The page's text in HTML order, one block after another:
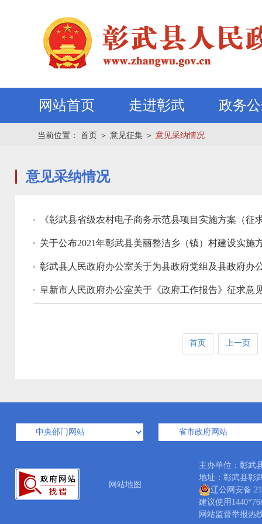
网站首页 走进彰武 政务
当前位置： 首页 ＞ 意见征集 ＞ 意见采纳情况
意见采纳情况
《彰武县省级农村电子商务示范县项目实施方案（征
关于公布2021年彰武县美丽整洁乡（镇）村建设实施
彰武县人民政府办公室关于为县政府党组及县政府办
阜新市人民政府办公室关于《政府工作报告》征求意
首页 上一页
网站地图
主办单位：彰
地址：彰武县
辽公网安备
建议使用
网站监督举报热